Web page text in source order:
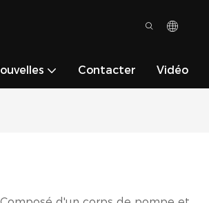
Contacter Vidéo